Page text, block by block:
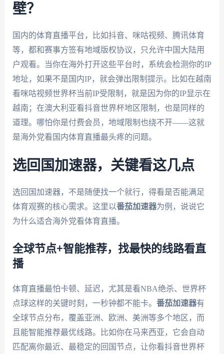
壁？
国内的体育直播平台，比如抖音、咪咕视频、腾讯体育
等，都和赛事方签有地域版权协议，只允许中国大陆用
户观看。当你在海外打开这些平台时，系统会检测你的IP
地址，如果不是国内IP，就会弹出限制提示。比如在越南
看咪咕视频世界杯当前IP受限制，就是因为你的IP显示在
越南；在澳大利亚看抖音世界杯地区限制，也是同样的
道理。哪怕你是付费会员，地域限制也绕不开——这就
是海外党看国内体育直播最头疼的问题。
选回国加速器，关键看这几点
选回国加速器，不是随便找一个就行，得看是否能满足
体育观赛的核心需求。这里以番茄加速器为例，说说它
为什么适合海外党看体育直播。
全球节点+智能推荐，找最快的线路看直
播
体育直播最怕卡顿、延迟，尤其是看NBA绝杀、世界杯
点球这样的关键时刻，一秒钟都不能卡。 番茄加速器有
全球节点分布，覆盖亚洲、欧洲、美洲等多个地区，而
且能智能推荐最优线路。比如你在马来西亚，它会自动
匹配离你最近、最稳定的回国节点，让你看抖音世界杯